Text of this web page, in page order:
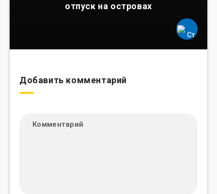
отпуск на островах
Добавить комментарий